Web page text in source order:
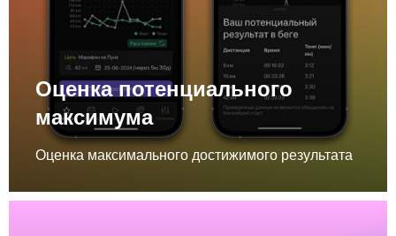
Оценка потенциального
максимума
Оценка максимального достижимого результата